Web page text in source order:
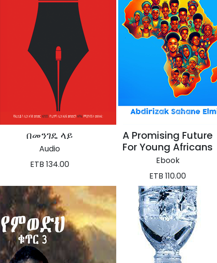
በመንገዴ ላይ
Audio
ETB 134.00
A Promising Future
For Young Africans
Ebook
ETB 110.00